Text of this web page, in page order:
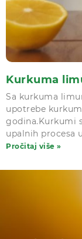
Kurkuma
Sa kurkuma
upotrebe
godina.Kurkumi
upalnih procesa
Pročitaj više »